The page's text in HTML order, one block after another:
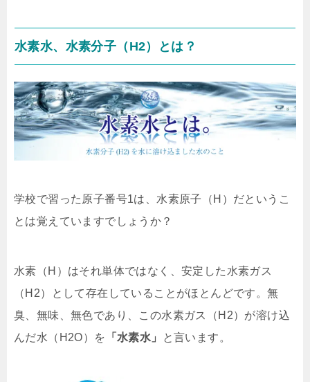
水素水、水素分子（H2）とは？
学校で習った原子番号1は、水素原子（H）だというこ
とは覚えていますでしょうか？
水素（H）はそれ単体ではなく、安定した水素ガス
（H2）として存在していることがほとんどです。無
臭、無味、無色であり、この水素ガス（H2）が溶け込
んだ水（H2O）を 「水素水」 と言います。